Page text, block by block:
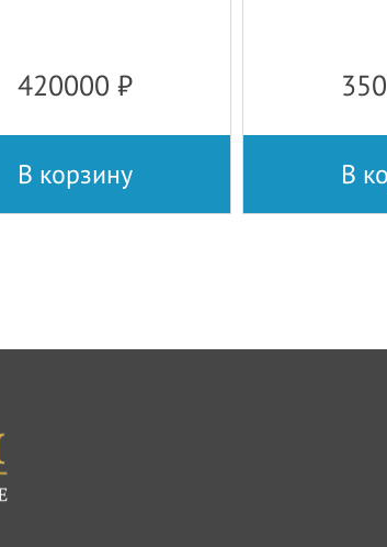
420000 ₽
В корзину В